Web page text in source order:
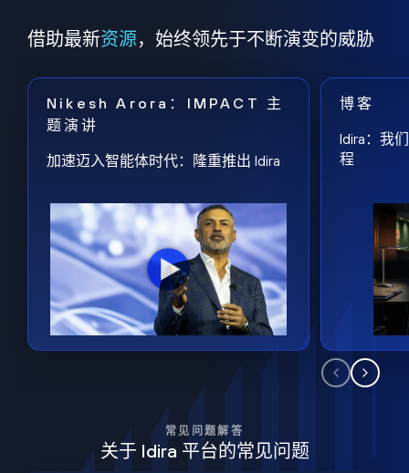
借助最新资源，始终领先于不断演变的威胁
Nikesh Arora：IMPACT 主
题演讲
加速迈入智能体时代：隆重推出 Idira
博客
Idira：我
程
常见问题解答
关于 Idira 平台的常见问题